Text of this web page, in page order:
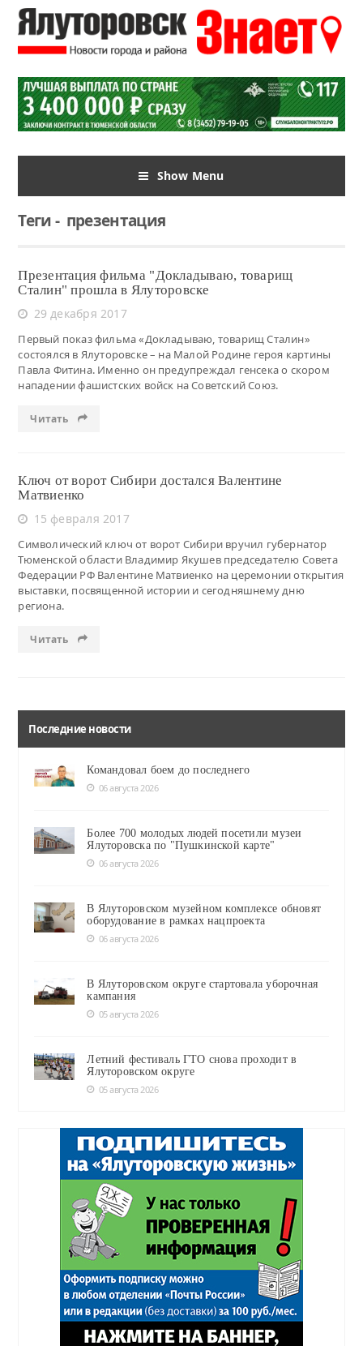
Show Menu
Теги-презентация
Презентация фильма "Докладываю, товарищ
Сталин" прошла в Ялуторовске
29 декабря 2017
Первый показ фильма «Докладываю, товарищ Сталин»
состоялся в Ялуторовске – на Малой Родине героя картины
Павла Фитина. Именно он предупреждал генсека о скором
нападении фашистских войск на Советский Союз.
Читать
Ключ от ворот Сибири достался Валентине
Матвиенко
15 февраля 2017
Символический ключ от ворот Сибири вручил губернатор
Тюменской области Владимир Якушев председателю Совета
Федерации РФ Валентине Матвиенко на церемонии открытия
выставки, посвященной истории и сегодняшнему дню
региона.
Читать
Последние новости
Командовал боем до последнего
06 августа 2026
Более 700 молодых людей посетили музеи
Ялуторовска по "Пушкинской карте"
06 августа 2026
В Ялуторовском музейном комплексе обновят
оборудование в рамках нацпроекта
06 августа 2026
В Ялуторовском округе стартовала уборочная
кампания
05 августа 2026
Летний фестиваль ГТО снова проходит в
Ялуторовском округе
05 августа 2026